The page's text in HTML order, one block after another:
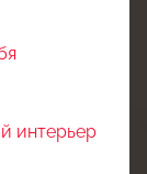
интерьер